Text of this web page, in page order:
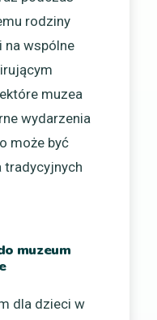
rodziny
na wspólne
muzea
wydarzenia
może być
tradycyjnych
muzeum
dla dzieci w